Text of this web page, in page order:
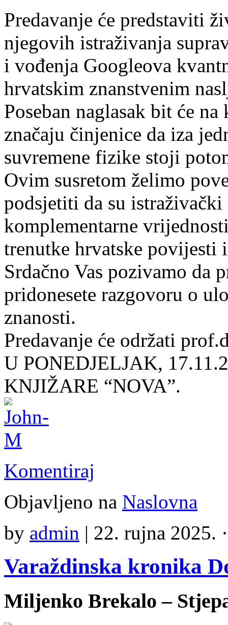
Predavanje će predstaviti
njegovih istraživanja
i vođenja Googleova
hrvatskim znanstvenim
Poseban naglasak bit će
značaju činjenice da iza
suvremene fizike stoji
Ovim susretom želimo
podsjetiti da su
komplementarne
trenutke hrvatske povijesti
Srdačno Vas pozivamo da
pridonesete razgovoru o
znanosti.
Predavanje će održati
U PONEDJELJAK,
KNJIŽARE “NOVA”.
Komentiraj
Objavljeno na Naslovna
by admin | 22. rujna 2025.
Varaždinska kronika
Miljenko Brekalo –